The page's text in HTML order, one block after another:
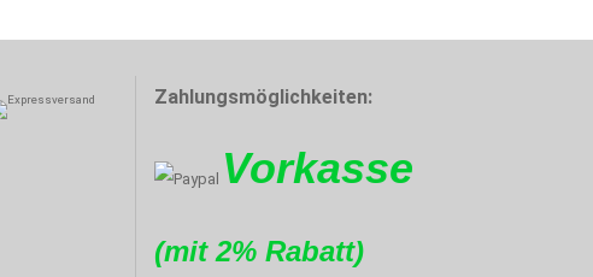
Zahlungsmöglichkeiten:
Vorkasse
(mit 2% Rabatt)